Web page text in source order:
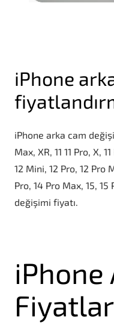
iPhone
iPhone arka cam
Max, XR, 11 11 Pro, X,
12 Mini, 12 Pro, 12 Pro
Pro, 14 Pro Max, 15,
değişimi fiyatı.
iPhone